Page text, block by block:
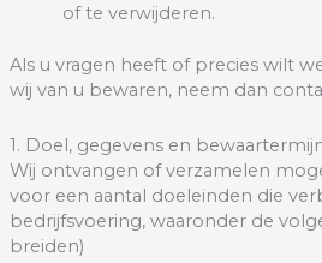
of te verwijderen.
Als u vragen heeft of precies wilt
wij van u bewaren, neem dan
1. Doel, gegevens en
Wij ontvangen of verzamelen
voor een aantal doeleinden die
bedrijfsvoering, waaronder de
breiden)